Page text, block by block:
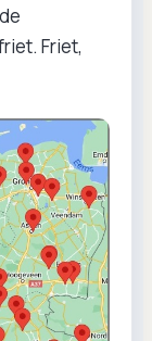
Friet,